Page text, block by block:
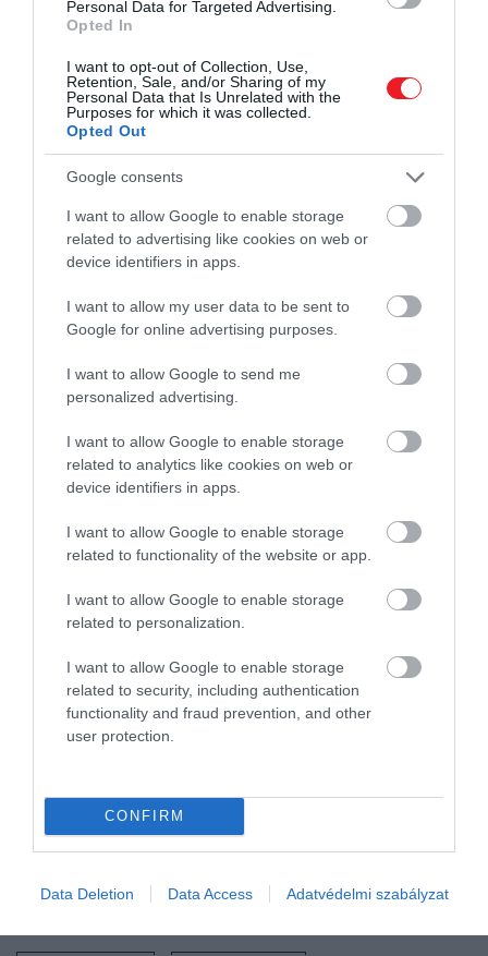
Personal Data for Targeted Advertising.
Opted In
I want to opt-out of Collection, Use,
Retention, Sale, and/or Sharing of my
Personal Data that Is Unrelated with the
Purposes for which it was collected.
Opted Out
Google consents
I want to allow Google to enable storage
related to advertising like cookies on web or
device identifiers in apps.
I want to allow my user data to be sent to
Google for online advertising purposes.
I want to allow Google to send me
personalized advertising.
I want to allow Google to enable storage
related to analytics like cookies on web or
device identifiers in apps.
I want to allow Google to enable storage
related to functionality of the website or app.
I want to allow Google to enable storage
related to personalization.
I want to allow Google to enable storage
related to security, including authentication
functionality and fraud prevention, and other
user protection.
CONFIRM
Data Deletion Data Access Adatvédelmi szabályzat
futó Kosi folyórendszerrel.
Ez is érdekelhet!Végre sikerült drónnal lefilmezni a
Mount Everest csúcsát – videó!
A folyó eróziója pedig a kutatók szerint elég földet
mosott ki ahhoz, hogy a hegy egyszerűen
Himalája két másik nagy hegycsúcsán, a
Lhotse és
Makalu csúcsoknál is, amik szintén hasonló
tempóban növekszenek évente, mint az Everest
Az Everest addig fog
amíg a föld alatti
folyórendszerek újra
állapotba nem kerülnek
szükségesek ahhoz, hogy pontosan megállapítsák,
mikor erodálta a folyó a hatalmas földtömeget.
kimosott föld miatt emelkedik a hegycsúcs/ Fotó:
Shutterstock